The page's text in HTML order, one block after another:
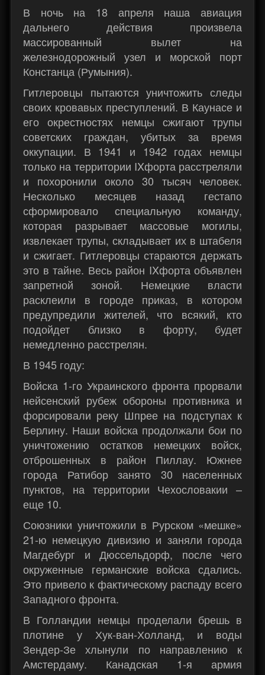
В ночь на 18 апреля наша авиация
дальнего действия произвела
массированный вылет на
железнодорожный узел и морской порт
Констанца (Румыния).
Гитлеровцы пытаются уничтожить следы
своих кровавых преступлений. В Каунасе и
его окрестностях немцы сжигают трупы
советских граждан, убитых за время
оккупации. В 1941 и 1942 годах немцы
только на территории IXфорта расстреляли
и похоронили около 30 тысяч человек.
Несколько месяцев назад гестапо
сформировало специальную команду,
которая разрывает массовые могилы,
извлекает трупы, складывает их в штабеля
и сжигает. Гитлеровцы стараются держать
это в тайне. Весь район IXфорта объявлен
запретной зоной. Немецкие власти
расклеили в городе приказ, в котором
предупредили жителей, что всякий, кто
подойдет близко в форту, будет
немедленно расстрелян.
В 1945 году:
Войска 1-го Украинского фронта прорвали
нейсенский рубеж обороны противника и
форсировали реку Шпрее на подступах к
Берлину. Наши войска продолжали бои по
уничтожению остатков немецких войск,
отброшенных в район Пиллау. Южнее
города Ратибор занято 30 населенных
пунктов, на территории Чехословакии –
еще 10.
Союзники уничтожили в Рурском «мешке»
21-ю немецкую дивизию и заняли города
Магдебург и Дюссельдорф, после чего
окруженные германские войска сдались.
Это привело к фактическому распаду всего
Западного фронта.
В Голландии немцы проделали брешь в
плотине у Хук-ван-Холланд, и воды
Зендер-Зе хлынули по направлению к
Амстердаму. Канадская 1-я армия